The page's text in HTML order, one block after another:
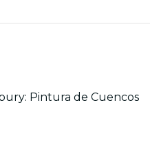
Pintura de Cuencos